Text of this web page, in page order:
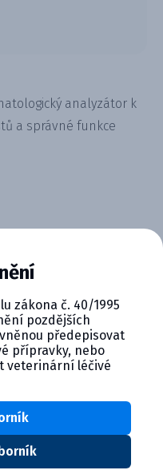
analyzátor k
a správné funkce
KTERÁ
programu
výhody pro
Cymedica
konference,
zákona č. 40/1995
pozdějších
předepisovat
přípravky, nebo
veterinární léčivé